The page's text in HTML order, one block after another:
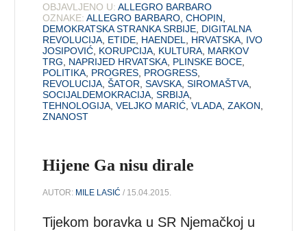
OBJAVLJENO U: ALLEGRO BARBARO
OZNAKE: ALLEGRO BARBARO ,CHOPIN
DEMOKRATSKA STRANKA SRBIJE DIGITALNA
REVOLUCIJA ETIDE HAENDEL HRVATSKA IVO
JOSIPOVIĆ KORUPCIJA KULTURA MARKOV
TRG
NAPRIJED HRVATSKA PLINSKE BOCE
POLITIKA PROGRES PROGRESS
REVOLUCIJA ,ŠATOR ,SAVSKA ,SIROMAŠTVA
SOCIJALDEMOKRACIJA ,SRBIJA
TEHNOLOGIJA ,VELJKO MARIĆ ,VLADA ,ZAKON
ZNANOST
Hijene Ga nisu dirale
AUTOR: MILE LASIĆ / 15.04.2015.
Tijekom boravka u SR Njemačkoj u